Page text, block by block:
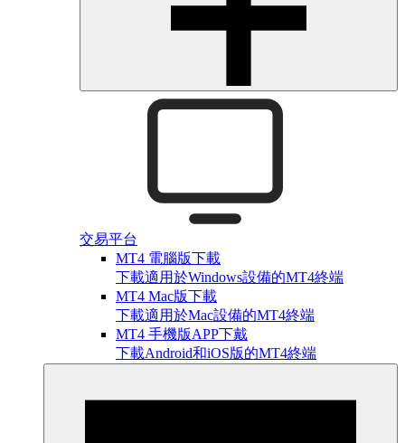
交易平台
MT4 電腦版下載
下載適用於Windows設備的MT4終端
MT4 Mac版下載
下載適用於Mac設備的MT4終端
MT4 手機版APP下戴
下載Android和iOS版的MT4終端